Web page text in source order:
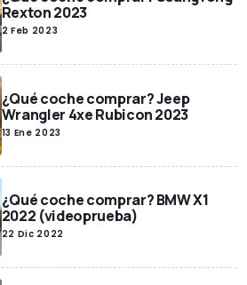
Rexton 2023
2 Feb 2023
¿Qué coche comprar? Jeep
Wrangler 4xe Rubicon 2023
13 Ene 2023
¿Qué coche comprar? BMW X1
2022 (videoprueba)
22 Dic 2022